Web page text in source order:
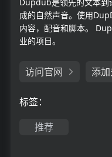
成的自然声音。使用
内容，配音和脚本。
业的项目。
访问官网 添
标签：
推荐